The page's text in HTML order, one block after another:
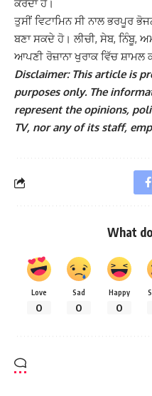
ਕਰਦਾ ਹੈ।
ਤੁਸੀਂ ਵਿਟਾਮਿਨ ਸੀ ਨਾਲ ਭਰਪੂਰ
ਬਣਾ ਸਕਦੇ ਹੋ। ਲੀਚੀ, ਸੇਬ, ਨਿੰਬੂ,
ਆਪਣੀ ਰੋਜ਼ਾਨਾ ਖੁਰਾਕ ਵਿੱਚ ਸ਼ਾਮਲ
Disclaimer: This article is
purposes only. The
represent the opinions,
TV, nor any of its staff,
What
Love
0
Sad
0
Happy
0